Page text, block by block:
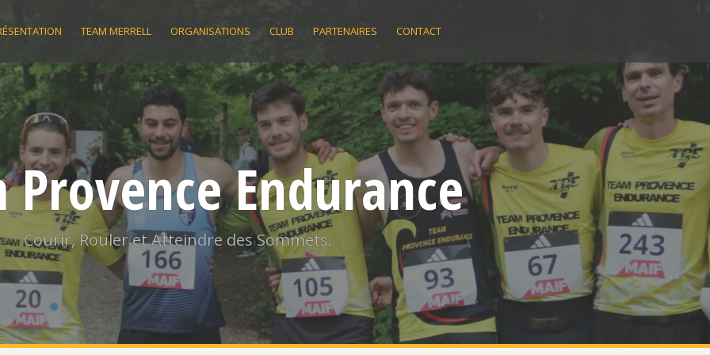
TEAM MERRELL ORGANISATIONS CLUB PARTENAIRES CONTACT
Provence Endurance
Courir, Rouler et Atteindre des Sommets.